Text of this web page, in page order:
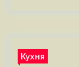
Кухня